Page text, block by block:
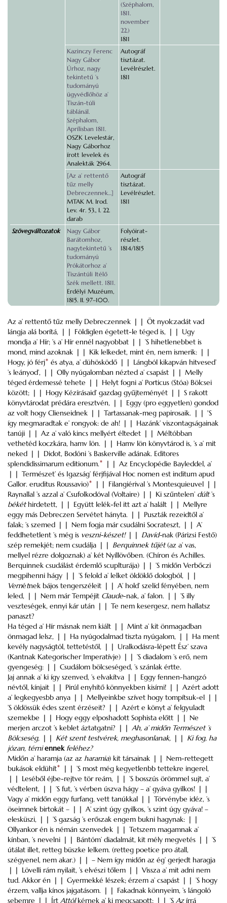
(Széphalom,
1811.
november
22.)
1811
Kazinczy Ferenc
Nagy Gábor
Úrhoz, nagy
tekintetű ’s
tudományú
ügyvédlőhöz a’
Tiszán-túli
táblánál.
Széphalom,
Aprílisban 1811.
OSZK Levelestár,
Nagy Gáborhoz
írott levelek és
Analekták 2964.
Autográf
tisztázat.
Levélrészlet.
1811
[Az a’ rettentő
tűz melly
Debreczennek…]
MTAK M. Irod.
Lev. 4r. 53., I. 22.
darab
Autográf
tisztázat.
Levélrészlet.
1811
Szövegváltozatok
Nagy Gábor
Barátomhoz,
nagytekintetű ’s
tudományú
Prókátorhoz a’
Tiszántúli Itélő
Szék mellett. 1811.
Erdélyi Muzéum,
1815. II. 97–100.
Folyóirat-
részlet.
1814/1815
Az a’ rettentő tűz melly Debreczennek ❘❘ Öt nyolczadát vad
lángja alá borítá, ❘❘ Földiglen égetett-le téged is, ❘❘ Ugy
mondja a’ Hír; ’s a’ Hír ennél nagyobbat ❘❘ ’S hihetlenebbet is
mond, mind azoknak ❘❘ Kik lelkedet, mint én, nem ismerik: ❘❘
Hogy, jó férj* és atya, a’ dühösködő ❘❘ Lángból kikapván hitvesed’
’s leányod’, ❘❘ Olly nyúgalomban nézted a’ csapást ❘❘ Melly
téged érdemessé tehete ❘❘ Helyt fogni a’ Porticus (Stóa) Bölcsei
között; ❘❘ Hogy Kézírásaid’ gazdag gyűjteményét ❘❘ S rakott
könyvtárodat prédára eresztvén, ❘❘ Eggy (pro eggyetlen) gondod
az volt hogy Clienseidnek ❘❘ Tartassanak-meg papirosaik. ❘❘ 'S
így megmaradtak e’ rongyok: de ah! ❘❘ Hazánk’ viszontagságainak
tanúji ❘❘ Az a’ való kincs mellyért éltedet ❘❘ Méltóbban
vethetéd koczkára, hamv lön. ❘❘ Hamv lön könyvtárod is, ’s a’ mit
neked ❘❘ Didot, Bodóni ’s Baskerville adának. Editores
splendidissimarum editionum.*
❘❘ Az Encyclopédie Bayleddel, a’
❘❘ Természet’ és Igazság’ férjfijával Hoc nomen est inditum apud
Gallor. eruditus Roussavio)*
❘❘ Filangiérival ’s Montesquieuvel ❘❘
Raynallal ’s azzal a’ Csufolkodóval (Voltaire) ❘❘ Ki szűntelen’ dúlt’s
békéthirdetett, ❘❘ Együtt lelék-fel itt azt a’ halált ❘❘ Mellyre
eggy más Debreczen Servétet hányta. ❘❘ Puszták rezeidtől a’
falak; ’s szemed ❘❘ Nem fogja már csudálni Socrateszt, ❘❘ A’
feddhetetlent ’s még is veszni-készet!❘❘ Davíd-nak (Párizsi Festő)
szép remekjét; nem csudálja ❘❘ Berquinnek tűjét(az a’ vas,
mellyel rézre dolgoznak) a’ két Nyíllövőben. (Chíron és Achilles.
Berquinnek csudálást érdemlő scuplturája) ❘❘ ’S midőn Verbőczi
megpihenni hágy ❘❘ ’S felold a’ lelket öldöklő dologból, ❘❘
Vernétnek bájos tengerszéleit ❘❘ A’ hold’ szelíd fényében, nem
leled, ❘❘ Nem már Tempéjit Claude-nak, a’ falon. ❘❘ ’S illy
veszteségek, ennyi kár után ❘❘ Te nem kesergesz, nem hallatsz
panaszt?
Ha téged a’ Hír másnak nem kiált ❘❘ Mint a’ kit önmagadban
önmagad lelsz, ❘❘ Ha nyúgodalmad tiszta nyúgalom, ❘❘ Ha ment
kevély nagyságtól, tettetéstől, ❘❘ Uralkodásra-lépett Ész’ szava
(Kantnak Kategorischer Imperatívje) ❘❘ ’S diadalom ’s erő, nem
gyengeség: ❘❘ Csudálom bölcseséged, ’s szánlak értte.
Jaj annak a’ ki így szenved, ’s elvakítva ❘❘ Eggy fennen-hangzó
névtől, kínjait ❘❘ Pirúl enyhítő könnyekben kisírni! ❘❘ Azért adott
a’ legkegyesbb anya ❘❘ Mellyeinkbe szívet hogy tompítsuk-el ❘❘
’S öldössük édes szent érzéseit? ❘❘ Azért e könyt a’ felgyuladt
szemekbe ❘❘ Hogy eggy elposhadott Sophista előtt ❘❘ Ne
merjen arczot ’s keblet áztatgatni? ❘❘ Ah, a’ midőn Természet ’s
Bölcseség, ❘❘ Két szent testvérek, meghasonlanak, ❘❘ Ki fog, ha
józan, térni ennek feléhez?
Midőn a’ haramja (az az haramia) kit társainak ❘❘ Nem-rettegett
bukások eldühít*
❘❘ ’S most még kegyetlenbb tettekre ingerel,
❘❘ Leséből éjbe-rejtve tör reám, ❘❘ ’S bosszús örömmel sujt, a’
védtelent, ❘❘ ’S fut, ’s vérben úszva hágy – a’ gyáva gyilkos! ❘❘
Vagy a’ midőn eggy furfang, vett tanúkkal ❘❘ Törvénybe idéz, ’s
öseimnek birtokát – ❘❘ A’ szint úgy gyilkos, ’s szint úgy gyáva! –
elesküszi, ❘❘ ’S gazság ’s erőszak engem bukni hagynak: ❘❘
Ollyankor én is némán szenvedek ❘❘ Tetszem magamnak a’
kínban, ’s nevelni ❘❘ Bántóm’ diadalmát, kit mély megvetés ❘❘ ’S
útálat illet, retteg büszke lelkem. (retteg poetice pro átall,
szégyenel, nem akar.) ❘❘ – Nem így midőn az ég’ gerjedt haragja
❘❘ Lövelli rám nyilait, ’s elvészi tőlem ❘❘ Vissza a’ mit adni nem
tud. Akkor én ❘❘ Gyermekké lészek; érzem a’ csapást ❘❘ ’S hogy
érzem, vallja kínos jajgatásom. ❘❘ Fakadnak könnyeim, ’s lángoló
sebemre ❘❘ Írt Attólkérnek a’ ki megcsapott; ❘❘ ’S Azírrá